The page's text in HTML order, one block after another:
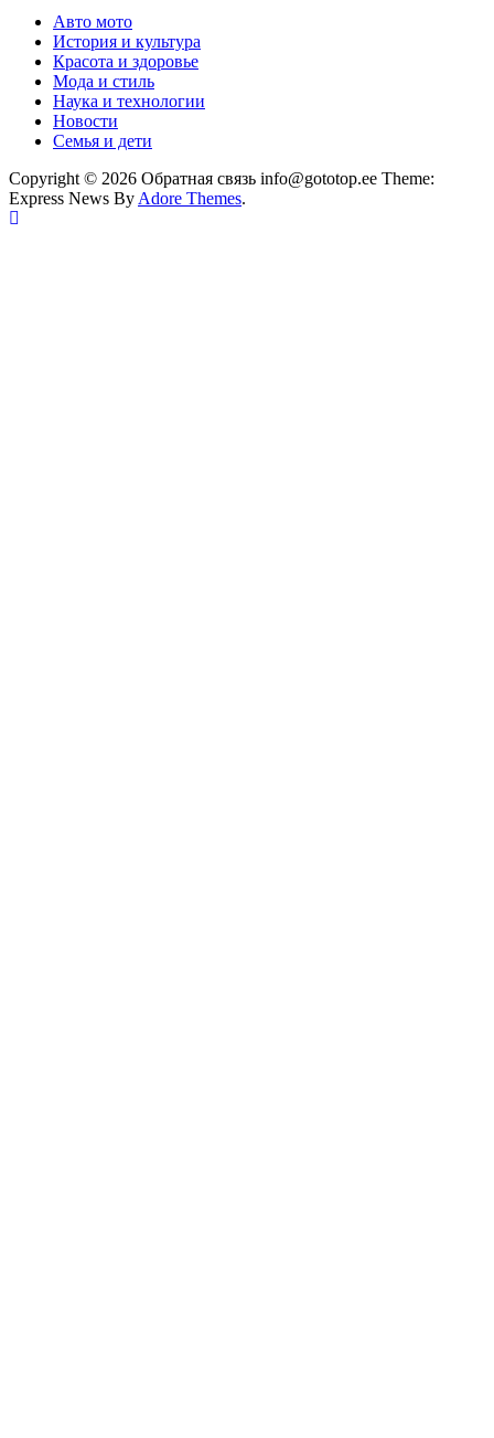
Авто мото
История и культура
Красота и здоровье
Мода и стиль
Наука и технологии
Новости
Семья и дети
Copyright © 2026 Обратная связь info@gototop.ee Theme:
Express News By Adore Themes.